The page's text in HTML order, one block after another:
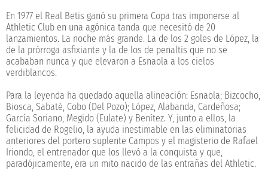
En 1977 el Real Betis ganó su primera Copa tras imponerse al
Athletic Club en una agónica tanda que necesitó de 20
lanzamientos. La noche más grande. La de los 2 goles de López, la
de la prórroga asfixiante y la de los de penaltis que no se
acababan nunca y que elevaron a Esnaola a los cielos
verdiblancos.
Para la leyenda ha quedado aquella alineación: Esnaola; Bizcocho,
Biosca, Sabaté, Cobo (Del Pozo); López, Alabanda, Cardeñosa;
García Soriano, Megido (Eulate) y Benítez. Y, junto a ellos, la
felicidad de Rogelio, la ayuda inestimable en las eliminatorias
anteriores del portero suplente Campos y el magisterio de Rafael
Iriondo, el entrenador que los llevó a la conquista y que,
paradójicamente, era un mito nacido de las entrañas del Athletic.